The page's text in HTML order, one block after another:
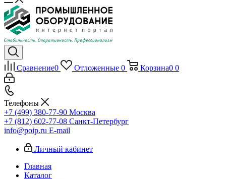
Сравнение0 Отложенные 0 Корзина0 0
Телефоны
+7 (499) 380-77-90 Москва
+7 (812) 602-77-08 Санкт-Петербург
info@poip.ru E-mail
Личный кабинет
Главная
Каталог